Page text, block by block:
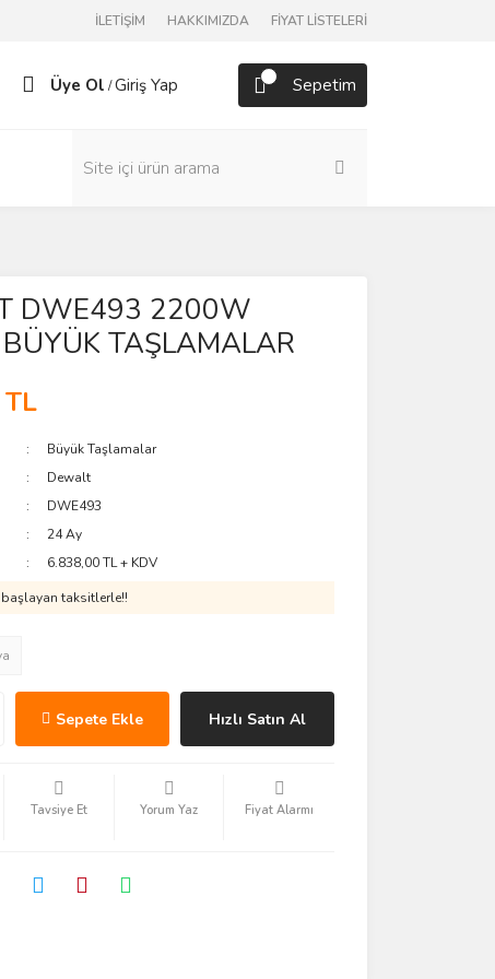
İLETİŞİM HAKKIMIZDA FİYAT LİSTELERİ
Üye Ol /Giriş Yap Sepetim
DWE493 2200W
TAŞLAMALAR
Büyük Taşlamalar
Dewalt
DWE493
24 Ay
6.838,00 TL + KDV
taksitlerle!!
Sepete Ekle Hızlı Satın Al
Tavsiye Et Yorum Yaz Fiyat Alarmı